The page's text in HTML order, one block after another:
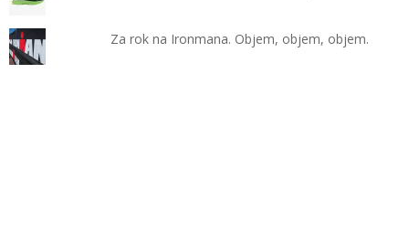
Za rok na Ironmana. Objem, objem, objem.